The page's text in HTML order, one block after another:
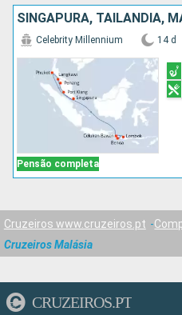
Pensão completa
Celebrity Millennium 14 d
Cruzeiros www.cruzeiros.pt
Cruzeiros Malásia
CRUZEIROS.PT